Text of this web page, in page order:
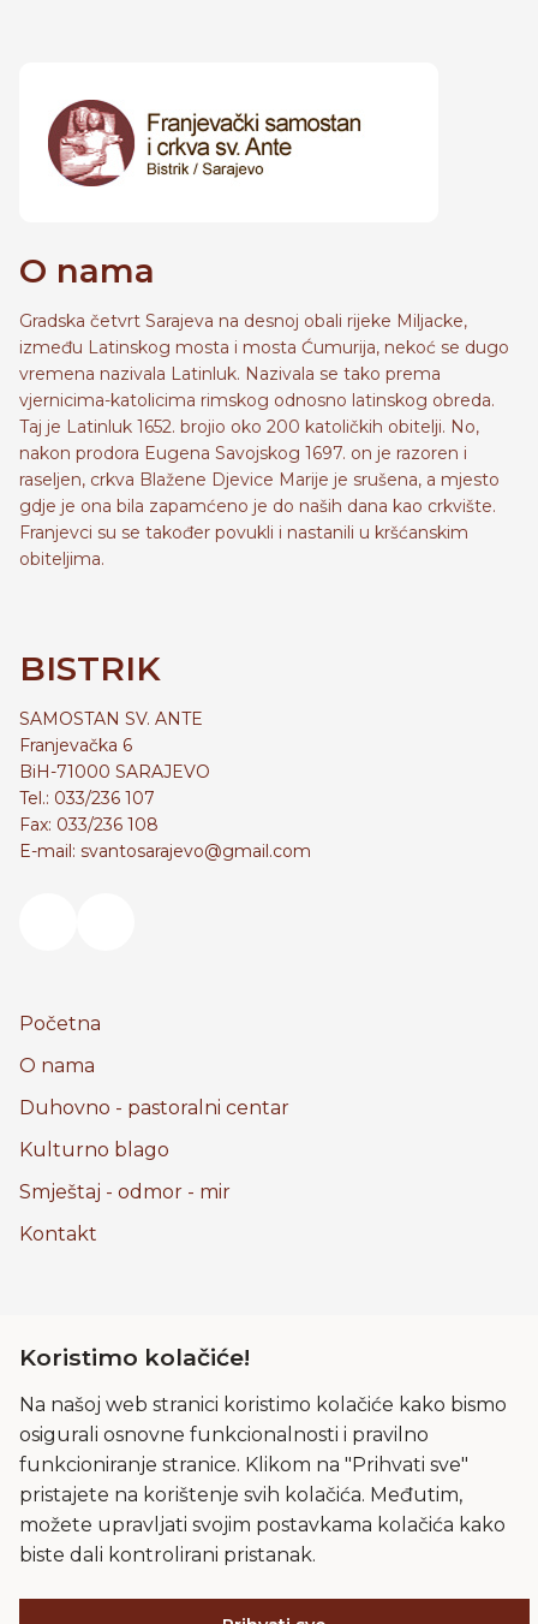
O nama
Gradska četvrt Sarajeva na desnoj obali rijeke Miljacke,
između Latinskog mosta i mosta Ćumurija, nekoć se dugo
vremena nazivala Latinluk. Nazivala se tako prema
vjernicima-katolicima rimskog odnosno latinskog obreda.
Taj je Latinluk 1652. brojio oko 200 katoličkih obitelji. No,
nakon prodora Eugena Savojskog 1697. on je razoren i
raseljen, crkva Blažene Djevice Marije je srušena, a mjesto
gdje je ona bila zapamćeno je do naših dana kao crkvište.
Franjevci su se također povukli i nastanili u kršćanskim
obiteljima.
BISTRIK
SAMOSTAN SV. ANTE
Franjevačka 6
BiH-71000 SARAJEVO
Tel.: 033/236 107
Fax: 033/236 108
E-mail: svantosarajevo@gmail.com
Početna
O nama
Duhovno - pastoralni centar
Kulturno blago
Smještaj - odmor - mir
Kontakt
Uvjeti korištenja
Frama
Impressum
Lokacija
Koristimo kolačiće!
Na našoj web stranici koristimo kolačiće kako bismo
osigurali osnovne funkcionalnosti i pravilno
funkcioniranje stranice. Klikom na "Prihvati sve"
pristajete na korištenje svih kolačića. Međutim,
možete upravljati svojim postavkama kolačića kako
biste dali kontrolirani pristanak.